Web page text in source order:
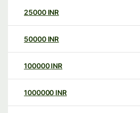
25000 INR
50000 INR
100000 INR
1000000 INR